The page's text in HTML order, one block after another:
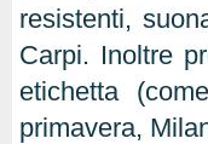
resistenti,
Carpi. Inoltre
etichetta
primavera,